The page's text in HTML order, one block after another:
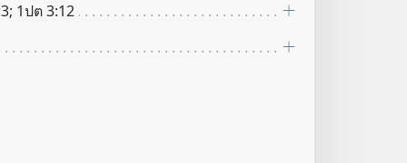
1ปต 3:12